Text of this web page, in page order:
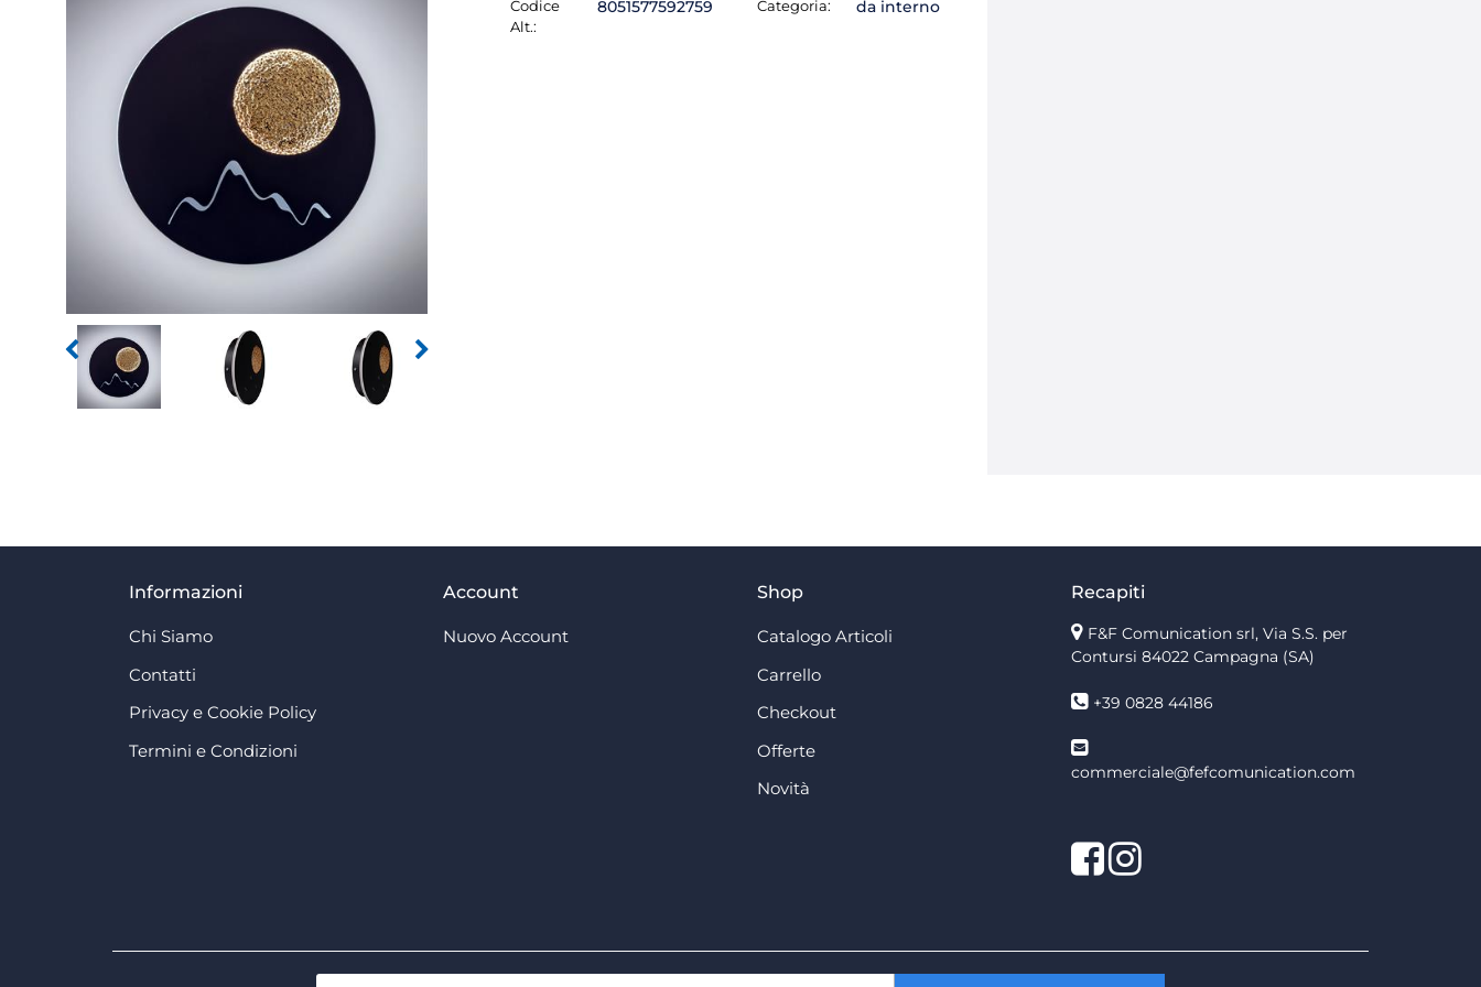
Codice
Alt.:
8051577592759 Categoria: da interno
Informazioni
Chi Siamo
Contatti
Privacy e Cookie Policy
Termini e Condizioni
Account
Nuovo Account
Shop
Catalogo Articoli
Carrello
Checkout
Offerte
Novità
Recapiti
F&F Comunication srl, Via S.S. per
Contursi 84022 Campagna (SA)
+39 0828 44186
commerciale@fefcomunication.com
Facebook
Twitter